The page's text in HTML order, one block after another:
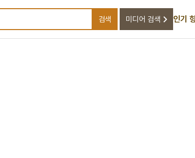
검색어를 입력하세요
검색 미디어 검색 인기